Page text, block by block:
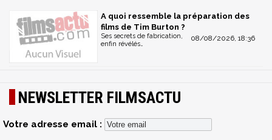
A quoi ressemble la préparation des
films de Tim Burton ?
08/08/2026, 18:36
Ses secrets de fabrication,
enfin révélés…
NEWSLETTER FILMSACTU
Votre adresse email :